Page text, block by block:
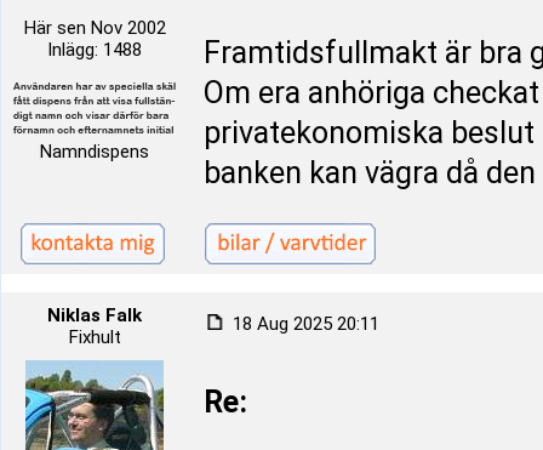
Här sen Nov 2002
Inlägg: 1488
Namndispens
Framtidsfullmakt är bra
Om era anhöriga
privatekonomiska
banken kan vägra då
Niklas Falk
Fixhult
18 Aug 2025 20:11
Re: